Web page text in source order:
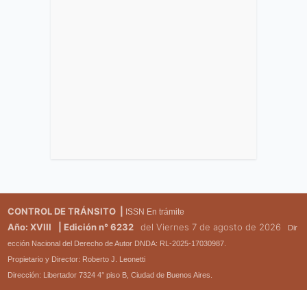
CONTROL DE TRÁNSITO | ISSN En trámite
Año: XVIII | Edición n° 6232 del Viernes 7 de agosto de 2026
Dir
ección Nacional del Derecho de Autor DNDA: RL-2025-17030987.
Propietario y Director: Roberto J. Leonetti
Dirección: Libertador 7324 4° piso B, Ciudad de Buenos Aires.